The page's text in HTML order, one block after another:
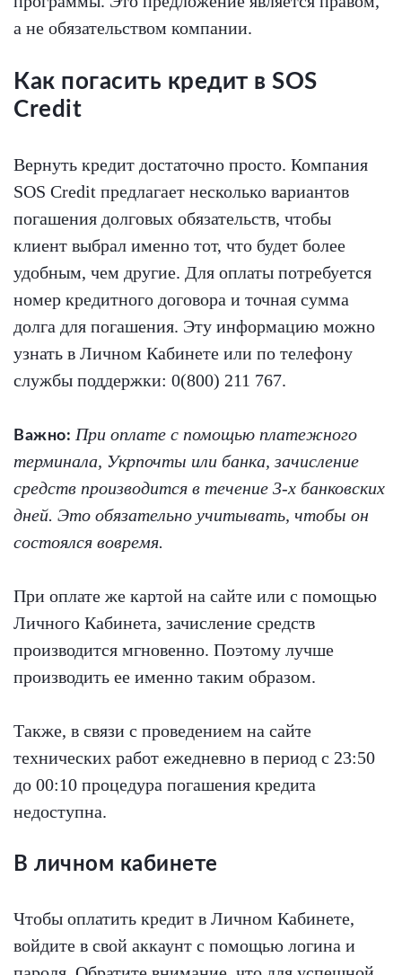
а не обязательством компании.
Как погасить кредит в SOS
Credit
Вернуть кредит достаточно просто. Компания
SOS Credit предлагает несколько вариантов
погашения долговых обязательств, чтобы
клиент выбрал именно тот, что будет более
удобным, чем другие. Для оплаты потребуется
номер кредитного договора и точная сумма
долга для погашения. Эту информацию можно
узнать в Личном Кабинете или по телефону
службы поддержки: 0(800) 211 767.
Важно: При оплате с помощью платежного
терминала, Укрпочты или банка, зачисление
средств производится в течение 3-х банковских
дней. Это обязательно учитывать, чтобы он
состоялся вовремя.
При оплате же картой на сайте или с помощью
Личного Кабинета, зачисление средств
производится мгновенно. Поэтому лучше
производить ее именно таким образом.
Также, в связи с проведением на сайте
технических работ ежедневно в период с 23:50
до 00:10 процедура погашения кредита
недоступна.
В личном кабинете
Чтобы оплатить кредит в Личном Кабинете,
войдите в свой аккаунт с помощью логина и